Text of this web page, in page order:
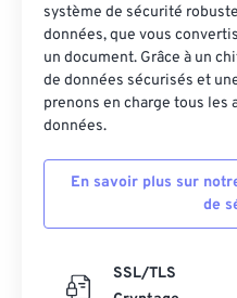
système de sécurité
données, que vous
un document. Grâce à un
de données sécurisés et
prenons en charge tous les
données.
En savoir plus sur
de
SSL/TLS